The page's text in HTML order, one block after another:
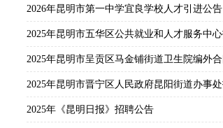
2026年昆明市第一中学宜良学校人才引进公告
2025年昆明市五华区公共就业和人才服务中
2025年昆明市呈贡区马金铺街道卫生院编外
2025年昆明市晋宁区人民政府昆阳街道办事
2025年《昆明日报》招聘公告